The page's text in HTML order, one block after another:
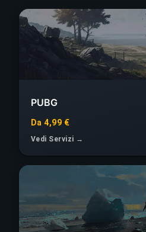
PUBG
Da 4,99 €
Vedi Servizi →